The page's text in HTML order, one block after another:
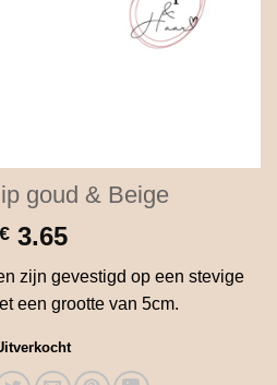
goud & Beige
€3.65
zijn gevestigd op een stevige
een grootte van 5cm.